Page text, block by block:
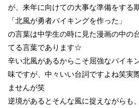
が、来年に向けての大事な準備をする
「北風が勇者バイキングを作った」
の言葉は中学生の時に見た漫画の中の
てる言葉であります☆
辛い北風があるからこそ屈強なバイキ
味ですが、中々いい台詞ですよね笑実
ませんが笑
逆境があるとそんな風に捉えながらも